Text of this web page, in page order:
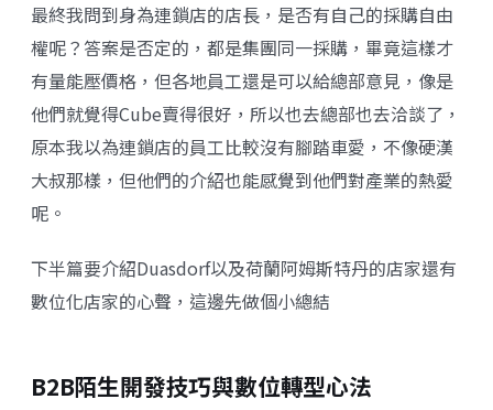
最終我問到身為連鎖店的店長，是否有自己的採購自由
權呢？答案是否定的，都是集團同一採購，畢竟這樣才
有量能壓價格，但各地員工還是可以給總部意見，像是
他們就覺得Cube賣得很好，所以也去總部也去洽談了，
原本我以為連鎖店的員工比較沒有腳踏車愛，不像硬漢
大叔那樣，但他們的介紹也能感覺到他們對產業的熱愛
呢。
下半篇要介紹Duasdorf以及荷蘭阿姆斯特丹的店家還有
數位化店家的心聲，這邊先做個小總結
B2B陌生開發技巧與數位轉型心法